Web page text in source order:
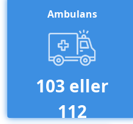
Ambulans
103 eller
112